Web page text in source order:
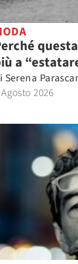
a
Serena
2026